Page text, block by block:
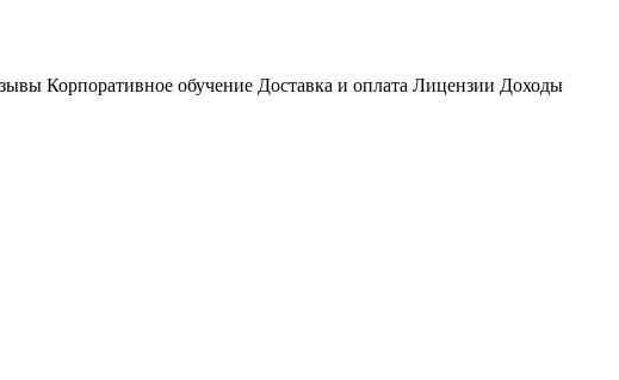
Корпоративное обучение Доставка и оплата Лицензии Доходы